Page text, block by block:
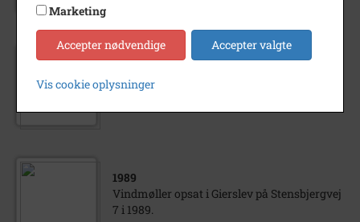
1989
Vindmøller opsat på Stensbjergvej 7 i
1989
Vindmøller opsat i Gierslev på Stensbjergvej
7 i 1989.
Marketing
Accepter nødvendige Accepter valgte
Vis cookie oplysninger